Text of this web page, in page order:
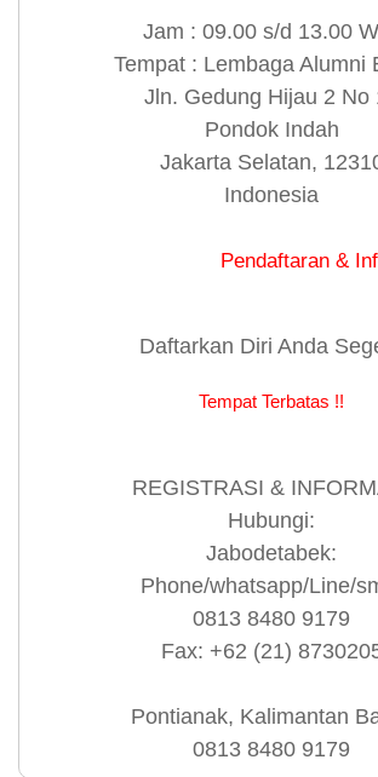
Jam : 09.00 s/d 13.00
Tempat : Lembaga Alumni
Jln. Gedung Hijau 2 No
Pondok Indah
Jakarta Selatan,
Indonesia
Pendaftaran &
Daftarkan Diri Anda
Tempat Terbatas !!
REGISTRASI &
Hubungi:
Jabodetabek:
Phone/whatsapp/Line/
0813 8480 9179
Fax: +62 (21)
Pontianak, Kalimantan
0813 8480 9179